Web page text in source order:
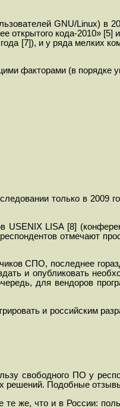
GNU/Linux) в
открытого кода-2010» [5]
[7]), и у ряда мелких
факторами (в порядке
только в 2009
USENIX LISA [8]
отмечают
СПО, последнее
и опубликовать
для вендоров
и российским
свободного ПО у
решений. Подобные
же, что и в России: